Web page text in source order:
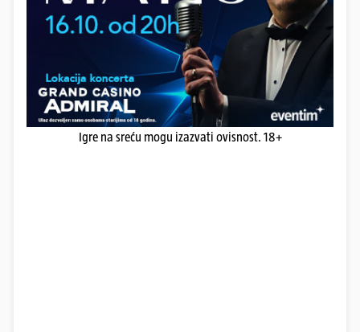
Igre na sreću mogu izazvati ovisnost. 18+